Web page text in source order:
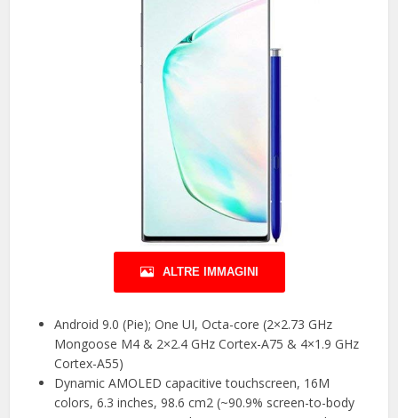
ALTRE IMMAGINI
Android 9.0 (Pie); One UI, Octa-core (2×2.73 GHz
Mongoose M4 & 2×2.4 GHz Cortex-A75 & 4×1.9 GHz
Cortex-A55)
Dynamic AMOLED capacitive touchscreen, 16M
colors, 6.3 inches, 98.6 cm2 (~90.9% screen-to-body